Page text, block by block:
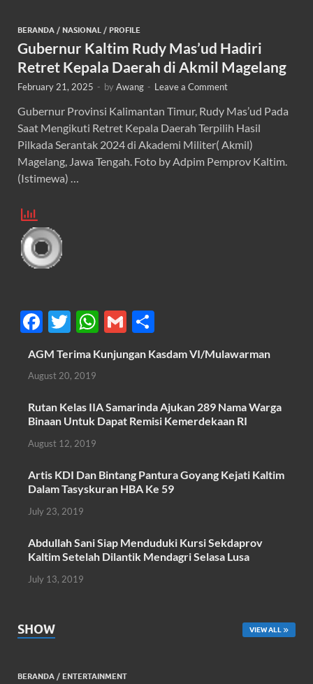
BERANDA / NASIONAL / PROFILE
Gubernur Kaltim Rudy Mas’ud Hadiri
Retret Kepala Daerah di Akmil Magelang
February 21, 2025 - byAwang - Leave a Comment
Gubernur Provinsi Kalimantan Timur, Rudy Mas’ud Pada
Saat Mengikuti Retret Kepala Daerah Terpilih Hasil
Pilkada Serantak 2024 di Akademi Militer( Akmil)
Magelang, Jawa Tengah. Foto by Adpim Pemprov Kaltim.
(Istimewa) …
F
ac
e
b
o
o
k
T
w
itt
er
W
h
at
A
p
G
ail
h
ar
AGM Terima Kunjungan Kasdam VI/Mulawarman
August 20, 2019
Rutan Kelas IIA Samarinda Ajukan 289 Nama Warga
Binaan Untuk Dapat Remisi Kemerdekaan RI
August 12, 2019
Artis KDI Dan Bintang Pantura Goyang Kejati Kaltim
Dalam Tasyskuran HBA Ke 59
July 23, 2019
Abdullah Sani Siap Menduduki Kursi Sekdaprov
Kaltim Setelah Dilantik Mendagri Selasa Lusa
July 13, 2019
SHOW VIEW ALL
BERANDA / ENTERTAINMENT